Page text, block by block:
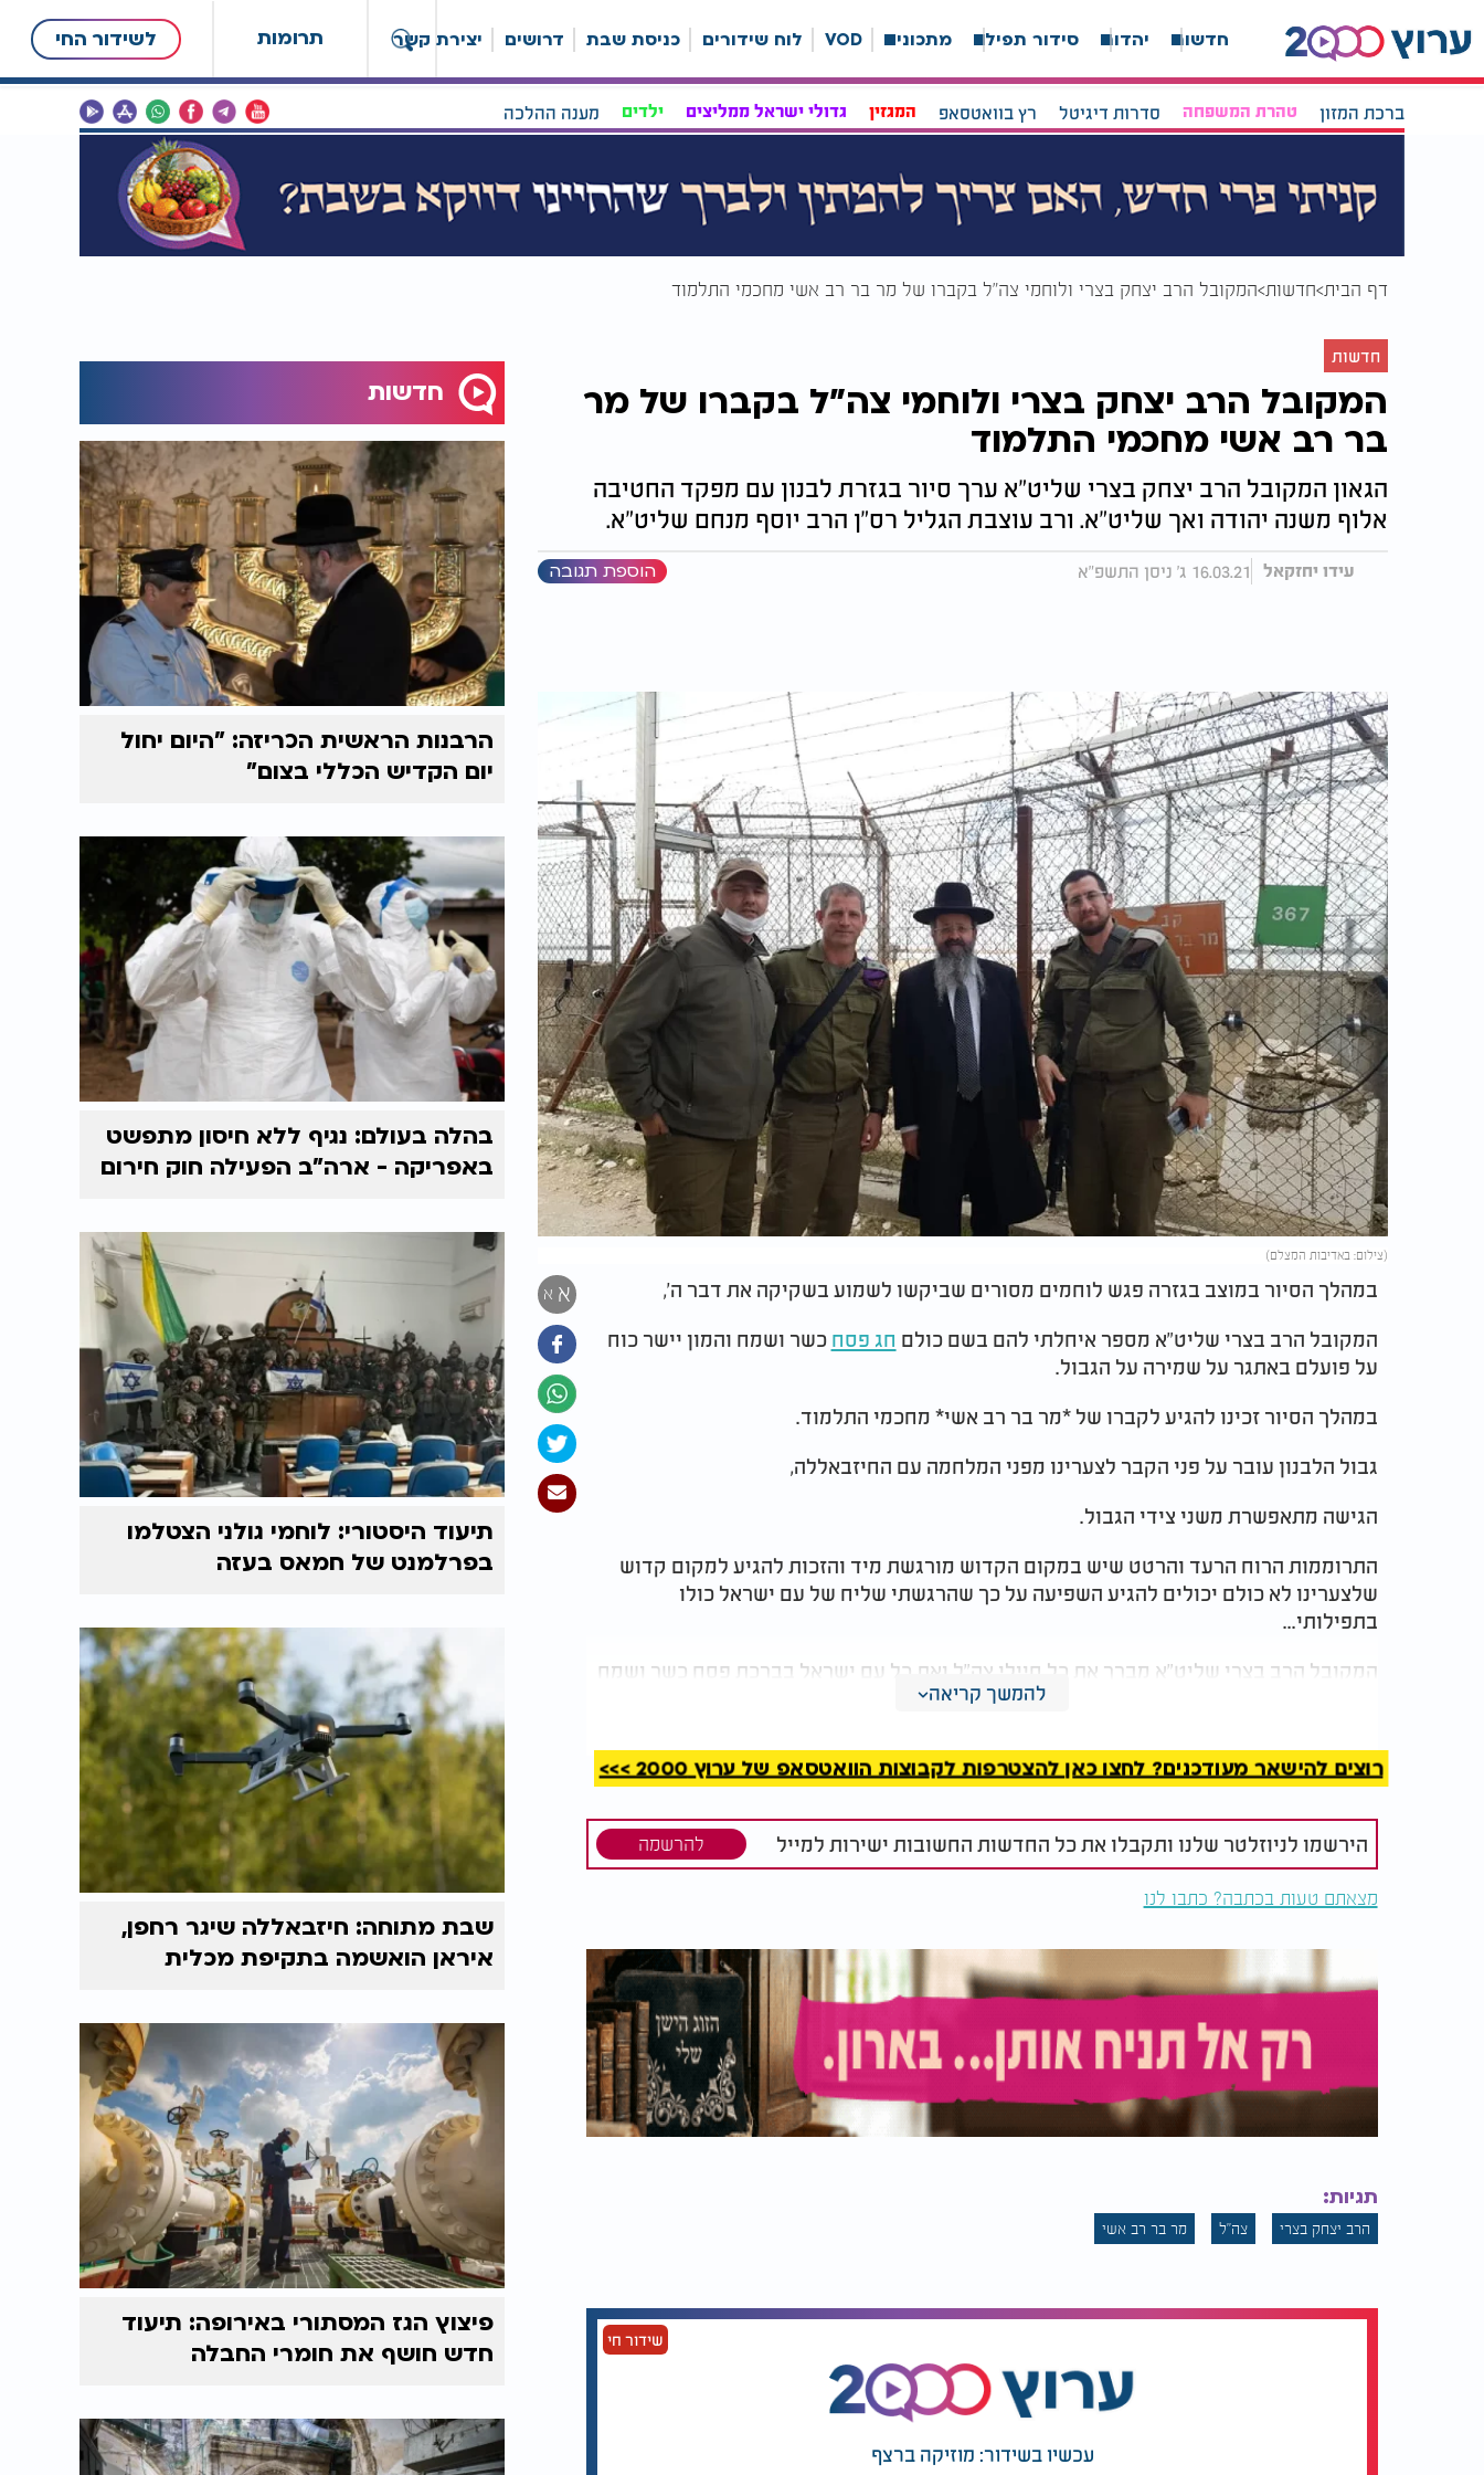
תרומות לשידור החי חדשות יהדות סידור תפילה מתכונים VOD לוח שידורים כניסת שבת דרושים יצירת קשר
ברכת המזון טהרת המשפחה סדרות דיגיטל רץ בוואטסאפ המגזין גדולי ישראל ממליצים ילדים מענה ההלכה
דף הבית חדשות המקובל הרב יצחק בצרי ולוחמי צה"ל בקברו של מר בר רב אשי מחכמי התלמוד
חדשות
המקובל הרב יצחק בצרי ולוחמי צה"ל בקברו של מר
בר רב אשי מחכמי התלמוד
הגאון המקובל הרב יצחק בצרי שליט"א ערך סיור בגזרת לבנון עם מפקד החטיבה
אלוף משנה יהודה ואך שליט"א. ורב עוצבת הגליל רס"ן הרב יוסף מנחם שליט"א.
עידו יחזקאל 16.03.21 ג' ניסן התשפ"א הוספת תגובה
(צילום: באדיבות המצלם)
א א
במהלך הסיור במוצב בגזרה פגש לוחמים מסורים שביקשו לשמוע בשקיקה את דבר ה',
המקובל הרב בצרי שליט"א מספר איחלתי להם בשם כולם חג פסח כשר ושמח והמון יישר כוח
על פועלם באתגר על שמירה על הגבול.
במהלך הסיור זכינו להגיע לקברו של *מר בר רב אשי* מחכמי התלמוד.
גבול הלבנון עובר על פני הקבר לצערינו מפני המלחמה עם החיזבאללה,
הגישה מתאפשרת משני צידי הגבול.
התרוממות הרוח הרעד והרטט שיש במקום הקדוש מורגשת מיד והזכות להגיע למקום קדוש
שלצערינו לא כולם יכולים להגיע השפיעה על כך שהרגשתי שליח של עם ישראל כולו
בתפילותי...
המקובל הרב בצרי שליט"א מברך את כל חיילי צה"ל ואת כל עם ישראל בברכת פסח כשר ושמח
להמשך קריאה
רוצים להישאר מעודכנים? לחצו כאן להצטרפות לקבוצות הוואטסאפ של ערוץ 2000 >>>
הירשמו לניוזלטר שלנו ותקבלו את כל החדשות החשובות ישירות למייל להרשמה
מצאתם טעות בכתבה? כתבו לנו
תגיות:
הרב יצחק בצרי צה"ל מר בר רב אשי
שידור חי
עכשיו בשידור: מוזיקה ברצף
חדשות
הרבנות הראשית הכריזה: "היום יחול
יום הקדיש הכללי בצום"
בהלה בעולם: נגיף ללא חיסון מתפשט
באפריקה - ארה"ב הפעילה חוק חירום
תיעוד היסטורי: לוחמי גולני הצטלמו
בפרלמנט של חמאס בעזה
שבת מתוחה: חיזבאללה שיגר רחפן,
איראן הואשמה בתקיפת מכלית
פיצוץ הגז המסתורי באירופה: תיעוד
חדש חושף את חומרי החבלה